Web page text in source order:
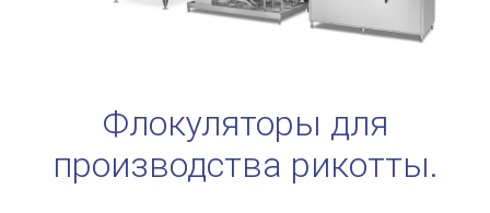
Флокуляторы для
производства рикотты.